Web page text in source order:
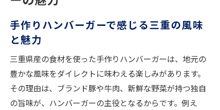
手作りハンバーガーで感じる三重の風味
と魅力
三重県産の食材を使った手作りハンバーガーは、地元の
豊かな風味をダイレクトに味わえる楽しみがあります。
その理由は、ブランド豚や牛肉、新鮮な野菜が持つ独自
の旨味が、ハンバーガーの主役となるからです。例え